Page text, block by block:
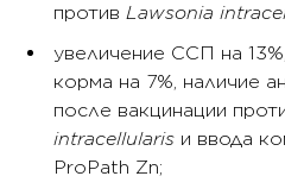
против Lawsonia
увеличение ССП на
корма на 7%, наличие
после вакцинации
intracellularis и ввода
ProPath Zn;